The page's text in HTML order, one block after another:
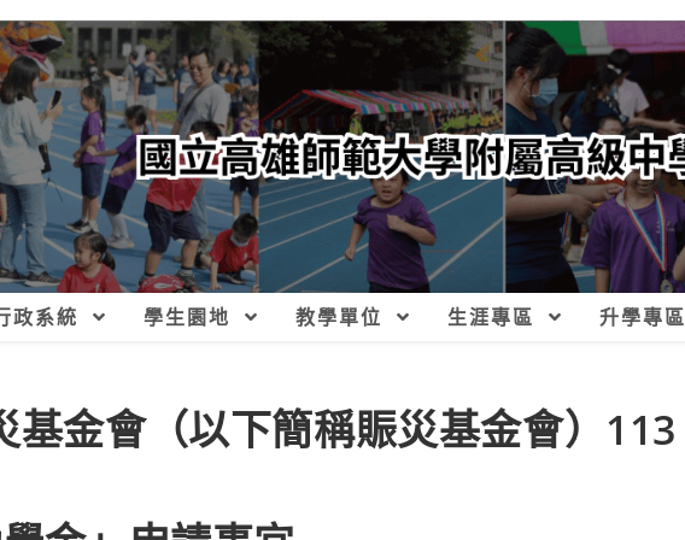
政系統 學生園地 教學單位 生涯專區 升學專區
基金會（以下簡稱賑災基金會）113